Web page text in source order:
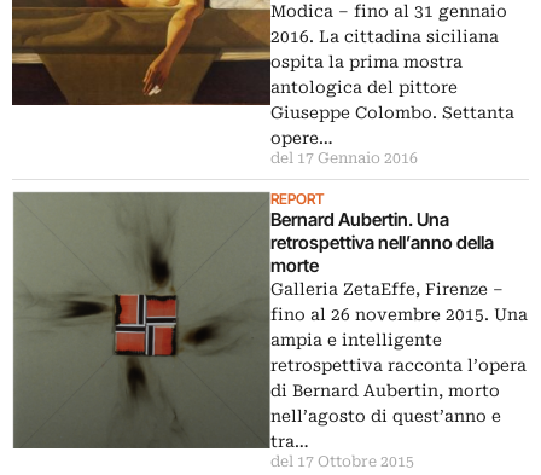
Modica – fino al 31 gennaio
2016. La cittadina siciliana
ospita la prima mostra
antologica del pittore
Giuseppe Colombo. Settanta
opere…
del 17 Gennaio 2016
REPORT
Bernard Aubertin. Una
retrospettiva nell’anno della
morte
Galleria ZetaEffe, Firenze –
fino al 26 novembre 2015. Una
ampia e intelligente
retrospettiva racconta l’opera
di Bernard Aubertin, morto
nell’agosto di quest’anno e
tra…
del 17 Ottobre 2015